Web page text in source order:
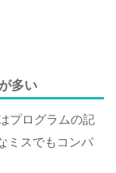
多い
プログラムの記
ミスでもコンパ